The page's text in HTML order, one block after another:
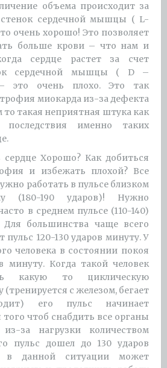
объема происходит за
стенок сердечной мышцы ( L-
очень хорошо! Это позволяет
больше крови – что нам и
сердце растет за счет
сердечной мышцы ( D –
это очень плохо. Это так
миокарда из-за дефекта
такая неприятная штука как
именно таких
сердце Хорошо? Как добиться
и избежать плохой? Все
работать в пульсе близком
(180-190 ударов)! Нужно
в среднем пульсе (110-140)
большинства чаще всего
пульс 120-130 ударов минуту. У
человека в состоянии покоя
минуту. Когда такой человек
какую то циклическую
(тренируется с железом, бегает
его пульс начинает
того чтоб снабдить все органы
за нагрузки количеством
пульс дошел до 130 ударов
в данной ситуации может